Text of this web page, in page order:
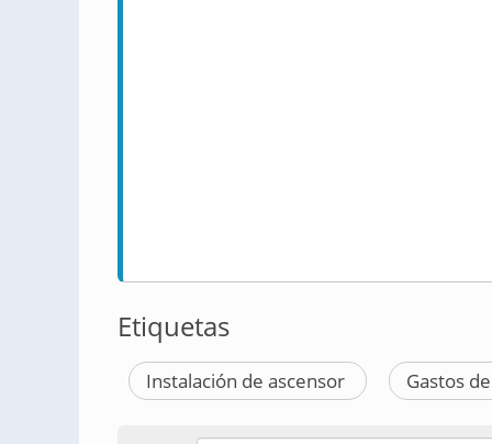
Etiquetas
Instalación de ascensor Gastos